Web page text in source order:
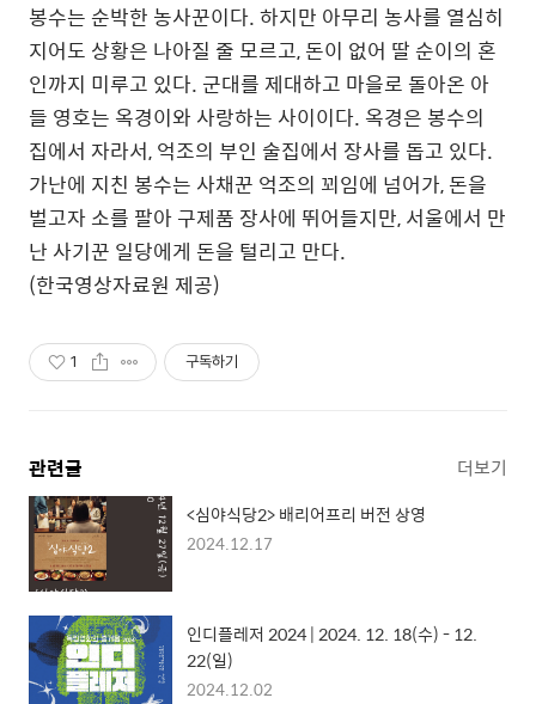
봉수는 순박한 농사꾼이다. 하지만 아무리 농사를 열심히
지어도 상황은 나아질 줄 모르고, 돈이 없어 딸 순이의 혼
인까지 미루고 있다. 군대를 제대하고 마을로 돌아온 아
들 영호는 옥경이와 사랑하는 사이이다. 옥경은 봉수의
집에서 자라서, 억조의 부인 술집에서 장사를 돕고 있다.
가난에 지친 봉수는 사채꾼 억조의 꾀임에 넘어가, 돈을
벌고자 소를 팔아 구제품 장사에 뛰어들지만, 서울에서 만
난 사기꾼 일당에게 돈을 털리고 만다.
(한국영상자료원 제공)
1 구독하기
관련글 더보기
<심야식당2> 배리어프리 버전 상영
2024.12.17
인디플레저 2024 | 2024. 12. 18(수) - 12.
22(일)
2024.12.02